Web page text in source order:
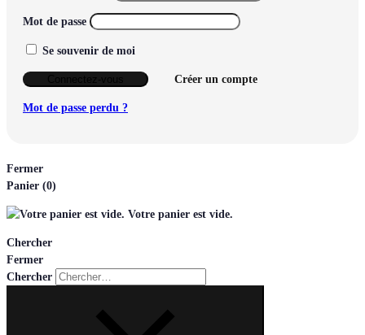
Mot de passe
Se souvenir de moi
Créer un compte
Mot de passe perdu ?
Fermer
Panier (0)
Votre panier est vide.
Chercher
Fermer
Chercher